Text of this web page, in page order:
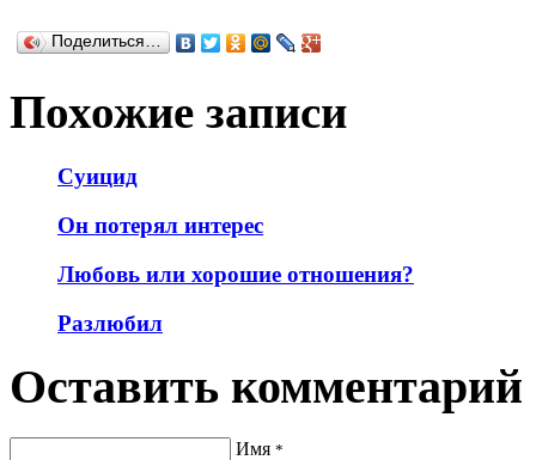
Поделиться…
Похожие записи
Суицид
Он потерял интерес
Любовь или хорошие отношения?
Разлюбил
Оставить комментарий
Имя *